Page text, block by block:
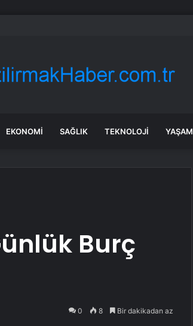
suyu hatları yenileniyor
EKONOMI SAĞLIK TEKNOLOJI YAŞAM
Burç
0 8 Bir dakikadan az